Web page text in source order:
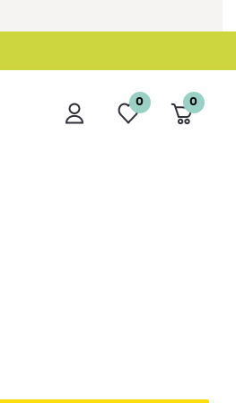
0 0